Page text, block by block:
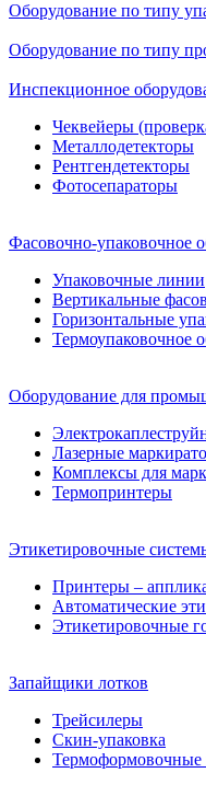
Оборудование по типу
Оборудование по типу
Инспекционное
Чеквейеры
Металлодетекторы
Рентгендетекторы
Фотосепараторы
Фасовочно-упаковочное
Упаковочные линии
Вертикальные
Горизонтальные
Термоупаковочное
Оборудование для
Лазерные
Комплексы для
Термопринтеры
Этикетировочные
Принтеры –
Автоматические
Этикетировочные
Запайщики лотков
Трейсилеры
Скин-упаковка